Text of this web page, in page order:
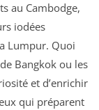
au Cambodge,
iodées
Lumpur. Quoi
Bangkok ou les
et d’enrichir
qui préparent